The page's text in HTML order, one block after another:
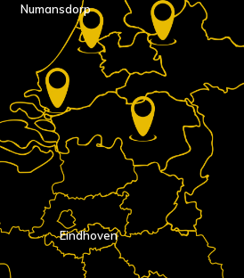
Eindhoven
Numansdorp